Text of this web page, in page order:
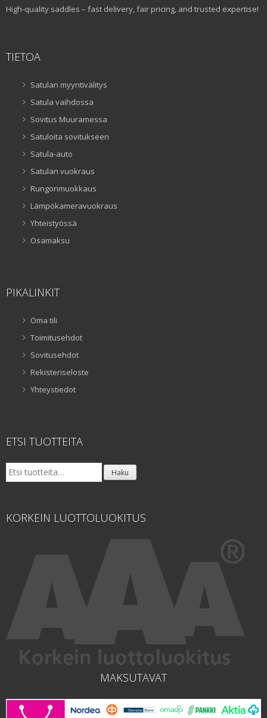
High-quality saddles – fast delivery, fair pricing, and trusted expertise!
TIETOA
Satulan myyntivälitys
Satula vaihdossa
Sovitus Muuramessa
Satuloita sovitukseen
Satula-auto
Satulan vuokraus
Rungonmuokkaus
Lämpökameravuokraus
Yhteistyössä
Osamaksu
PIKALINKIT
Oma tili
Toimitusehdot
Sovitusehdot
Rekisteriseloste
Yhteystiedot
ETSI TUOTTEITA
Etsi: Haku
KORKEIN LUOTTOLUOKITUS
MAKSUTAVAT